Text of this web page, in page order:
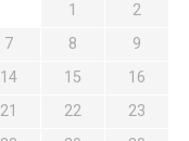
1
2
7 8
9
14 15
16
21 22
23